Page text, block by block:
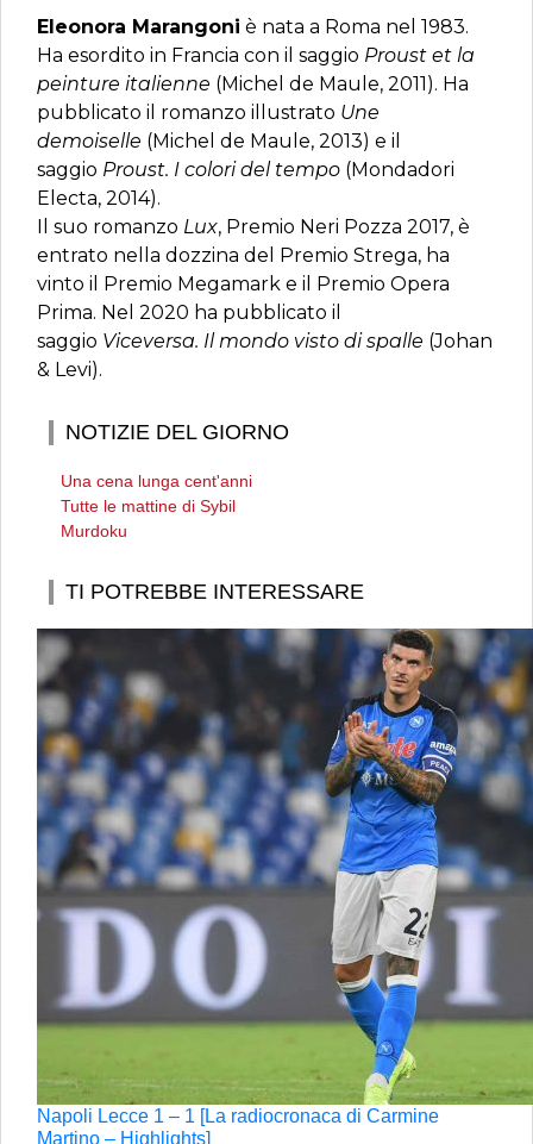
Eleonora Marangoni è nata a Roma nel 1983.
Ha esordito in Francia con il saggio Proust et la
peinture italienne (Michel de Maule, 2011). Ha
pubblicato il romanzo illustrato Une
demoiselle (Michel de Maule, 2013) e il
saggio Proust. I colori del tempo (Mondadori
Electa, 2014).
Il suo romanzo Lux, Premio Neri Pozza 2017, è
entrato nella dozzina del Premio Strega, ha
vinto il Premio Megamark e il Premio Opera
Prima. Nel 2020 ha pubblicato il
saggio Viceversa. Il mondo visto di spalle (Johan
& Levi).
NOTIZIE DEL GIORNO
Una cena lunga cent'anni
Tutte le mattine di Sybil
Murdoku
TI POTREBBE INTERESSARE
Napoli Lecce 1 – 1 [La radiocronaca di Carmine
Martino – Highlights]